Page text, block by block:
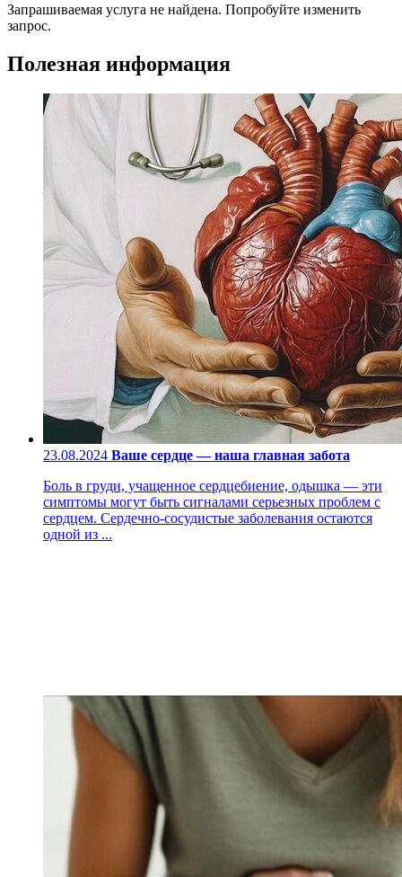
Запрашиваемая услуга не найдена. Попробуйте изменить
запрос.
Полезная информация
23.08.2024 Ваше сердце — наша главная забота
Боль в груди, учащенное сердцебиение, одышка — эти
симптомы могут быть сигналами серьезных проблем с
сердцем. Сердечно-сосудистые заболевания остаются
одной из ...